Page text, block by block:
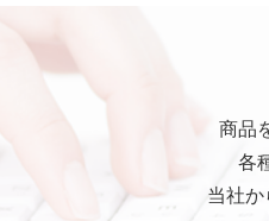
商品
各
当社